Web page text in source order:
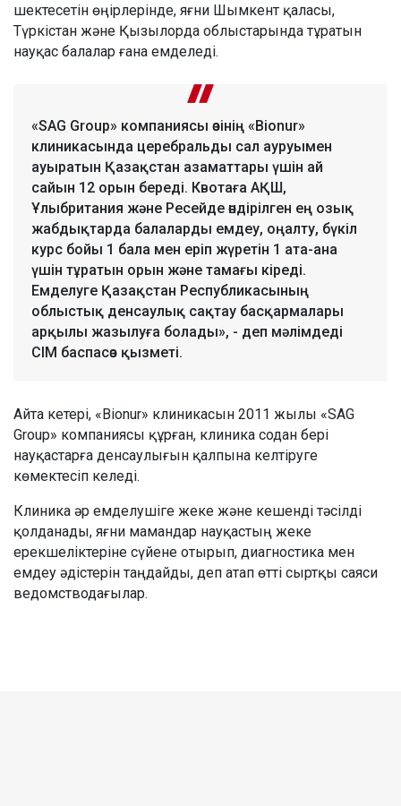
шектесетін өңірлерінде, яғни Шымкент қаласы,
Түркістан және Қызылорда облыстарында тұратын
науқас балалар ғана емделеді.
«SAG Group» компаниясы өзінің «Bionur»
клиникасында церебральды сал ауруымен
ауыратын Қазақстан азаматтары үшін ай
сайын 12 орын береді. Квотаға АҚШ,
Ұлыбритания және Ресейде өндірілген ең озық
жабдықтарда балаларды емдеу, оңалту, бүкіл
курс бойы 1 бала мен еріп жүретін 1 ата-ана
үшін тұратын орын және тамағы кіреді.
Емделуге Қазақстан Республикасының
облыстық денсаулық сақтау басқармалары
арқылы жазылуға болады», - деп мәлімдеді
СІМ баспасөз қызметі.
Айта кетері, «Bionur» клиникасын 2011 жылы «SAG
Group» компаниясы құрған, клиника содан бері
науқастарға денсаулығын қалпына келтіруге
көмектесіп келеді.
Клиника әр емделушіге жеке және кешенді тәсілді
қолданады, яғни мамандар науқастың жеке
ерекшеліктеріне сүйене отырып, диагностика мен
емдеу әдістерін таңдайды, деп атап өтті сыртқы саяси
ведомстводағылар.